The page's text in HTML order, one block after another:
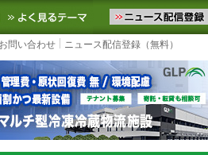
ースをお届けします。物流ニ
お気に入りに追加 よく見るテーマ
問い合わせ ニュース配信登録（無料）